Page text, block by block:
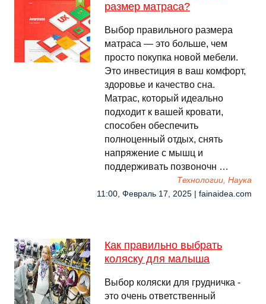
размер матраса?
Выбор правильного размера
матраса — это больше, чем
просто покупка новой мебели.
Это инвестиция в ваш комфорт,
здоровье и качество сна.
Матрас, который идеально
подходит к вашей кровати,
способен обеспечить
полноценный отдых, снять
напряжение с мышц и
поддерживать позвоночн …
Технологии, Наука
11:00, Февраль 17, 2025 | fainaidea.com
Как правильно выбрать
коляску для малыша
Выбор коляски для грудничка -
это очень ответственный